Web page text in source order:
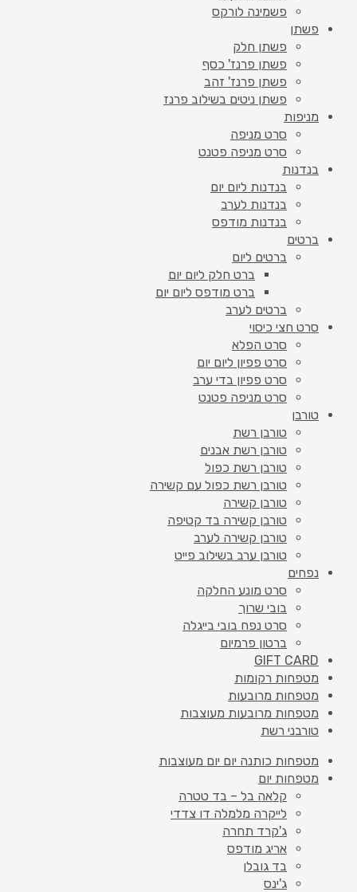
פשמינה לורקס
פשתן
פשתן חלק
פשתן פרנז' כסף
פשתן פרנז' זהב
פשתן ניטים בשילוב פרנז
מניפות
סרט מניפה
סרט מניפה פטנט
בנדנות
בנדנות ליום יום
בנדנות לערב
בנדנות מודפס
ברטים
ברטים ליום
ברט חלק ליום יום
ברט מודפס ליום יום
ברטים לערב
סרט חצי כיסוי
סרט הפלא
סרט פפיון ליום יום
סרט פפיון בדי ערב
סרט מניפה פטנט
טורבן
טורבן רשת
טורבן רשת אבנים
טורבן רשת כפול
טורבן רשת כפול עם קשירה
טורבן קשירה
טורבן קשירה בד קטיפה
טורבן קשירה לערב
טורבן ערב בשילוב פייט
נפחים
סרט מונע החלקה
בובי שרוך
סרט נפח בובי בייגלה
ברטון פרמיום
GIFT CARD
מטפחות רקומות
מטפחות מרובעות
מטפחות מרובעות מעוצבות
טורבני רשת
מטפחות כותנה יום יום מעוצבות
מטפחות יום
קלאה בל – בד טטרה
לייקרה מלמלה דו צדדי
ג'קרד תחרה
אריג מודפס
בד גובלן
ג'ינס